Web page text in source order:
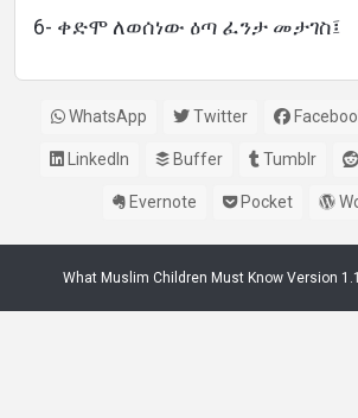
6- ቀድሞ ለወሰነው ዕጣ ፈንታ መታገስ፤
WhatsApp Twitter
LinkedIn Buffer Tumblr
Evernote Pocket
What Muslim Children Must Know Version